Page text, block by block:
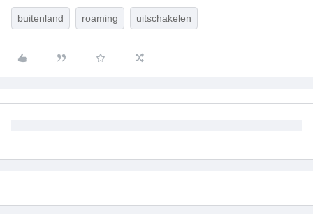
buitenland roaming uitschakelen